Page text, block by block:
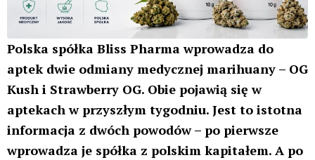
Polska spółka Bliss Pharma wprowadza do
aptek dwie odmiany medycznej marihuany – OG
Kush i Strawberry OG. Obie pojawią się w
aptekach w przyszłym tygodniu. Jest to istotna
informacja z dwóch powodów – po pierwsze
wprowadza je spółka z polskim kapitałem. A po